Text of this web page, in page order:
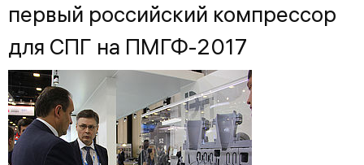
первый российский компрессор
для СПГ на ПМГФ-2017